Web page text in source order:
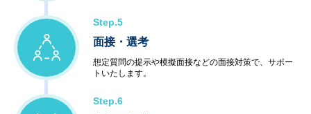
Step.5
面接・選考
想定質問の提示や模擬面接などの面接対策で、サポー
トいたします。
Step.6